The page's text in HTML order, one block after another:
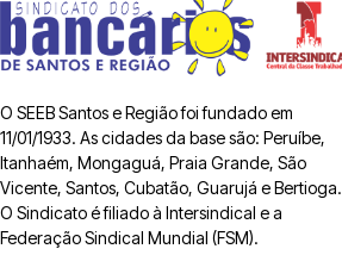
O SEEB Santos e Região foi fundado em
11/01/1933. As cidades da base são: Peruíbe,
Itanhaém, Mongaguá, Praia Grande, São
Vicente, Santos, Cubatão, Guarujá e Bertioga.
O Sindicato é filiado à Intersindical e a
Federação Sindical Mundial (FSM).